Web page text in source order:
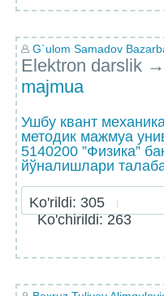
G`ulom Samadov
Elektron darslik →
majmua
Ушбу квант
методик мажмуа
5140200 ”Физика”
йўналишлари
Ko'rildi: 305
Ko'chirildi: 263